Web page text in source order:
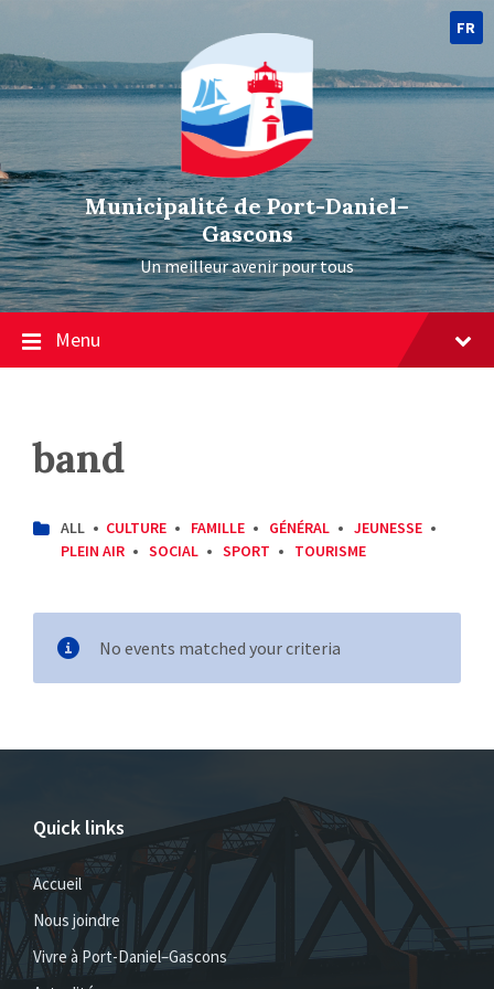
FR
Municipalité de Port-Daniel–
Gascons
Un meilleur avenir pour tous
Menu
band
CATEGORIES:
ALL CULTURE FAMILLE GÉNÉRAL
JEUNESSE
PLEIN AIR
SOCIAL SPORT TOURISME
No events matched your criteria
Quick links
Accueil
Nous joindre
Vivre à Port-Daniel–Gascons